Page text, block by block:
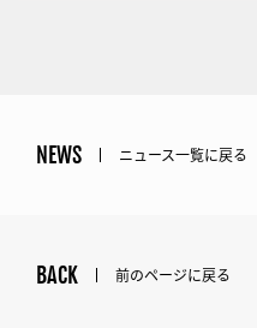
NEWS ニュース一覧に戻る
BACK 前のページに戻る